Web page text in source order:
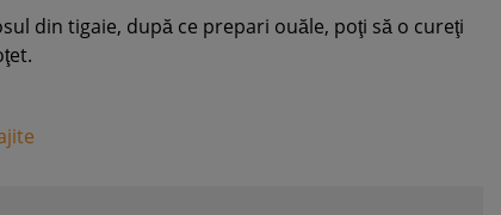
din tigaie, după ce prepari ouăle, poţi să o cureţi